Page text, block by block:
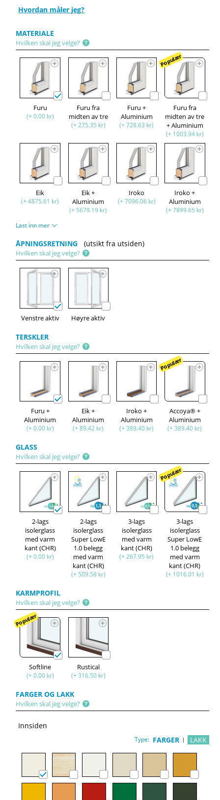
Hvordan måler jeg?
MATERIALE
Hvilken skal jeg velge?
Furu
(+ 0.00 kr)
Furu fra
midten av tre
(+ 275.35 kr)
Furu +
Aluminium
(+ 728.63 kr)
Populær
Furu fra
midten av tre
+ Aluminium
(+ 1003.94 kr)
Eik
(+ 4875.61 kr)
Eik +
Aluminium
(+ 5679.19 kr)
Iroko
(+ 7096.06 kr)
Iroko +
Aluminium
(+ 7899.65 kr)
Last inn mer
ÅPNINGSRETNING (utsikt fra utsiden)
Hvilken skal jeg velge?
Venstre aktiv Høyre aktiv
TERSKLER
Hvilken skal jeg velge?
Furu +
Aluminium
(+ 0.00 kr)
Eik +
Aluminium
(+ 89.42 kr)
Iroko +
Aluminium
(+ 389.40 kr)
Populær
Accoya® +
Aluminium
(+ 389.40 kr)
GLASS
Hvilken skal jeg velge?
2-lags
isolerglass
med varm
kant (CHR)
(+ 0.00 kr)
2-lags
isolerglass
Super LowE
1.0 belegg
med varm
kant (CHR)
(+ 509.58 kr)
3-lags
isolerglass
med varm
kant (CHR)
(+ 267.95 kr)
Populær
3-lags
isolerglass
Super LowE
1.0 belegg
med varm
kant (CHR)
(+ 1016.01 kr)
KARMPROFIL
Hvilken skal jeg velge?
Populær
Softline
(+ 0.00 kr)
Rustical
(+ 316.50 kr)
FARGER OG LAKK
Hvilken skal jeg velge?
Innsiden
Type: FARGER LAKK